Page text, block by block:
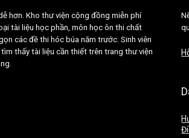
hơn. Kho thư viện cộng đồng miễn phí
tài liệu học phần, môn học ôn thi chất
các đề thi hóc búa năm trước. Sinh viên
thấy tài liệu cần thiết trên trang thư viện